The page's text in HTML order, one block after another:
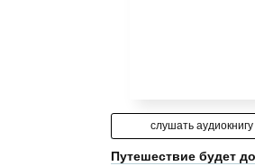
слушать аудиокнигу
Путешествие будет